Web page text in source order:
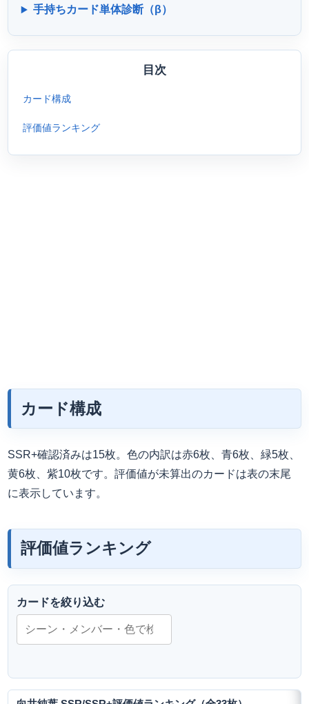
手持ちカード単体診断（β）
目次
カード構成
評価値ランキング
カード構成
SSR+確認済みは15枚。色の内訳は赤6枚、青6枚、緑5枚、
黄6枚、紫10枚です。評価値が未算出のカードは表の末尾
に表示しています。
評価値ランキング
カードを絞り込む